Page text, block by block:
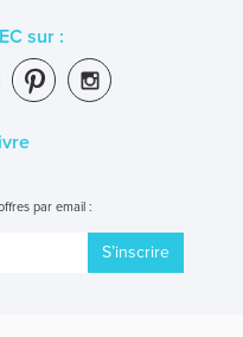
sur :
par email :
S’inscrire